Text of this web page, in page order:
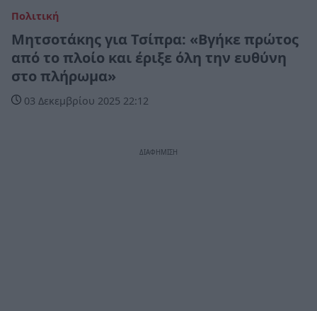
Πολιτική
Μητσοτάκης για Τσίπρα: «Βγήκε πρώτος
από το πλοίο και έριξε όλη την ευθύνη
στο πλήρωμα»
03 Δεκεμβρίου 2025 22:12